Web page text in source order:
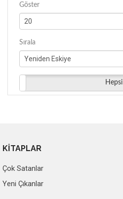
Göster
Sırala
Hepsi
KİTAPLAR
Çok Satanlar
Yeni Çıkanlar